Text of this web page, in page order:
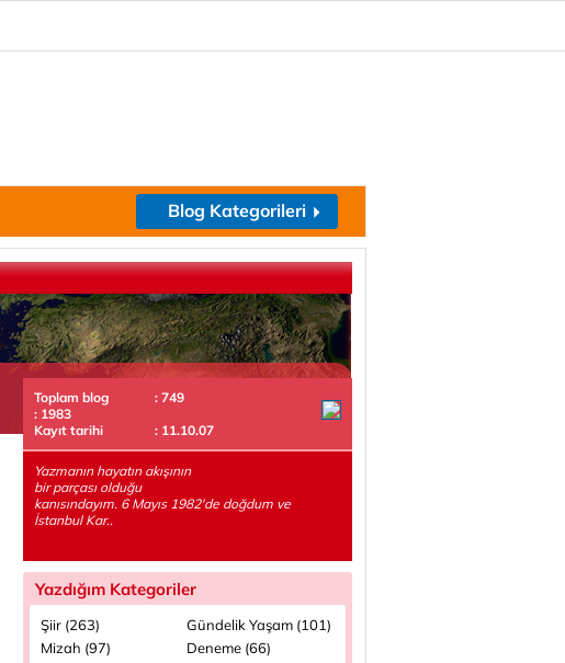
Blog Kategorileri
Toplam blog
: 749
: 1983
Kayıt tarihi
: 11.10.07
Yazmanın hayatın akışının
bir parçası olduğu
kanısındayım. 6 Mayıs 1982'de doğdum ve
İstanbul Kar..
Yazdığım Kategoriler
Şiir (263)
Gündelik Yaşam (101)
Mizah (97)
Deneme (66)